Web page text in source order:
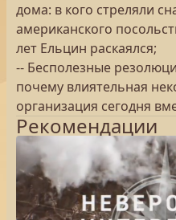
дома: в кого стреляли
американского
лет Ельцин раскаялся;
-- Бесполезные
почему влиятельная
организация сегодня
Рекомендации